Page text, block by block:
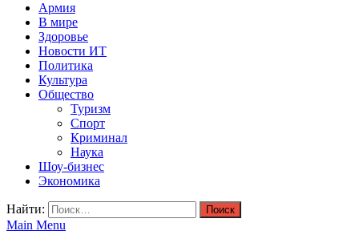
Армия
В мире
Здоровье
Новости ИТ
Политика
Культура
Общество
Туризм
Спорт
Криминал
Наука
Шоу-бизнес
Экономика
Найти:
Main Menu